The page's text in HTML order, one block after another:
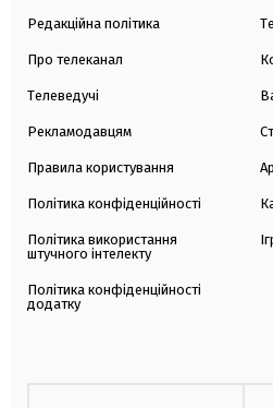
Редакційна політика
Про телеканал
Телеведучі
Рекламодавцям
Правила користування
Політика конфіденційності
Політика використання
штучного інтелекту
Політика конфіденційності
додатку